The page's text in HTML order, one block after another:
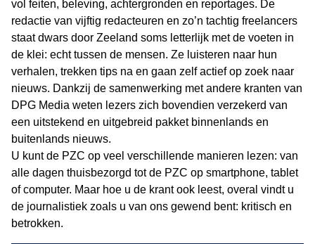
vol feiten, beleving, achtergronden en reportages. De
redactie van vijftig redacteuren en zo’n tachtig freelancers
staat dwars door Zeeland soms letterlijk met de voeten in
de klei: echt tussen de mensen. Ze luisteren naar hun
verhalen, trekken tips na en gaan zelf actief op zoek naar
nieuws. Dankzij de samenwerking met andere kranten van
DPG Media weten lezers zich bovendien verzekerd van
een uitstekend en uitgebreid pakket binnenlands en
buitenlands nieuws.
U kunt de PZC op veel verschillende manieren lezen: van
alle dagen thuisbezorgd tot de PZC op smartphone, tablet
of computer. Maar hoe u de krant ook leest, overal vindt u
de journalistiek zoals u van ons gewend bent: kritisch en
betrokken.